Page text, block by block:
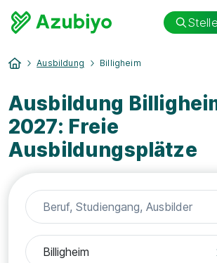
Ausbildung Billigheim
Ausbildung
2027: Freie
Ausbildungsplätze